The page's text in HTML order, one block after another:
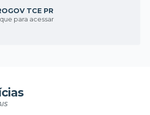
TCE PR
para acessar